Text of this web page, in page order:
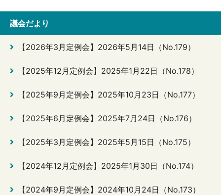
議会だより
【2026年3月定例会】2026年5月14日（No.179）
【2025年12月定例会】2025年1月22日（No.178）
【2025年9月定例会】2025年10月23日（No.177）
【2025年6月定例会】2025年7月24日（No.176）
【2025年3月定例会】2025年5月15日（No.175）
【2024年12月定例会】2025年1月30日（No.174）
【2024年9月定例会】2024年10月24日（No.173）